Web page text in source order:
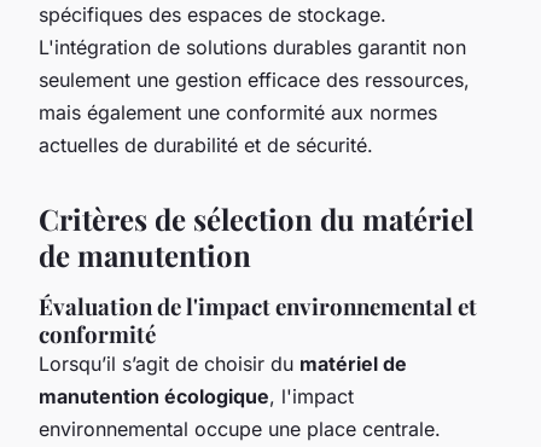
spécifiques des espaces de stockage.
L'intégration de solutions durables garantit non
seulement une gestion efficace des ressources,
mais également une conformité aux normes
actuelles de durabilité et de sécurité.
Critères de sélection du matériel
de manutention
Évaluation de l'impact environnemental et
conformité
Lorsqu’il s’agit de choisir du matériel de
manutention écologique, l'impact
environnemental occupe une place centrale.